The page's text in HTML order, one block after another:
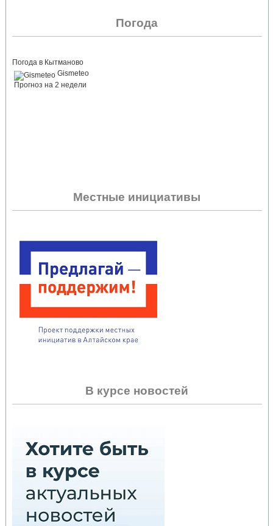
Погода
Погода в Кытманово
Gismeteo
Прогноз на 2 недели
Местные инициативы
В курсе новостей